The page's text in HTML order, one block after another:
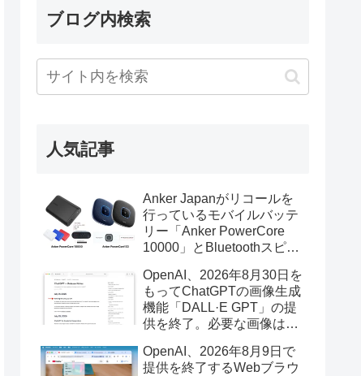
ブログ内検索
人気記事
Anker Japanがリコールを
行っているモバイルバッテ
リー「Anker PowerCore
10000」とBluetoothスピー
辺を焼損する火災が6月に3
件発生していたそうなので
注意を。
OpenAI、2026年8月30日を
もってChatGPTの画像生成
機能「DALL·E GPT」の提
供を終了。必要な画像は期
OpenAI、2026年8月9日で
提供を終了するWebブラウ